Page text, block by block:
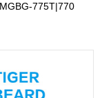
775T|770